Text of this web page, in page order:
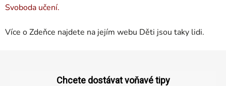
Svoboda učení.
Více o Zdeňce najdete na jejím webu Děti jsou taky lidi.
Chcete dostávat voňavé tipy